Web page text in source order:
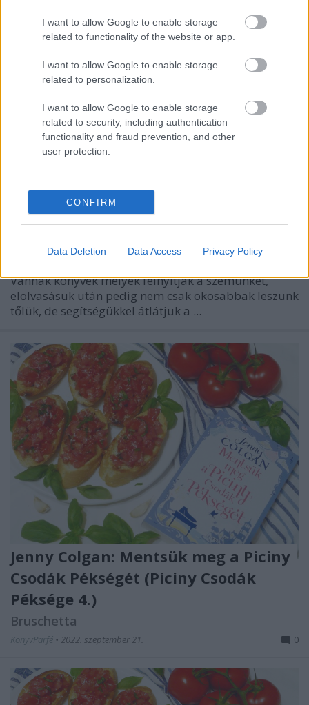
I want to allow Google to enable storage
related to functionality of the website or app.
I want to allow Google to enable storage
related to personalization.
I want to allow Google to enable storage
related to security, including authentication
functionality and fraud prevention, and other
user protection.
CONFIRM
Data Deletion Data Access Privacy Policy
KönyvParfé•2023. április 30.
Vannak könyvek melyek felnyitják a szemünket,
elolvasásuk után pedig nem csak okosabbak leszünk
tőlük, de segítségükkel átlátjuk a ...
Jenny Colgan: Mentsük ​meg a Piciny
Csodák Pékségét (Piciny Csodák
Péksége 4.)
Bruschetta
KönyvParfé • 2022. szeptember 21. 0